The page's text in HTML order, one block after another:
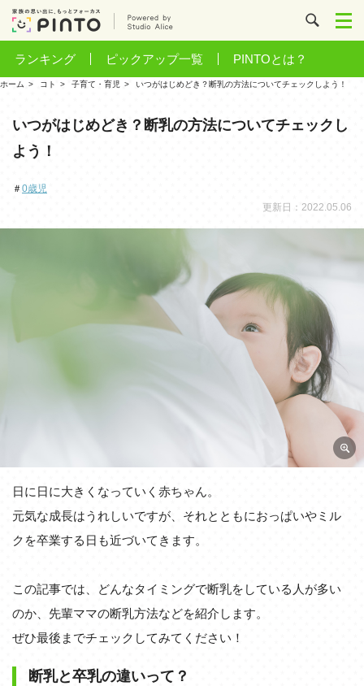
ランキング ピックアップ一覧 PINTOとは？
ホーム コト 子育て・育児 いつがはじめどき？断乳の方法についてチェックしよう！
いつがはじめどき？断乳の方法についてチェックし
よう！
＃0歳児
更新日：2022.05.06
日に日に大きくなっていく赤ちゃん。
元気な成長はうれしいですが、それとともにおっぱいやミル
クを卒業する日も近づいてきます。
この記事では、どんなタイミングで断乳をしている人が多い
のか、先輩ママの断乳方法などを紹介します。
ぜひ最後までチェックしてみてください！
断乳と卒乳の違いって？